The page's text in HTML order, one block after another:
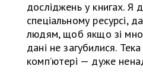
досліджень у книгах. Я
спеціальному ресурсі,
людям, щоб якщо зі
дані не загубилися.
комп’ютері — дуже